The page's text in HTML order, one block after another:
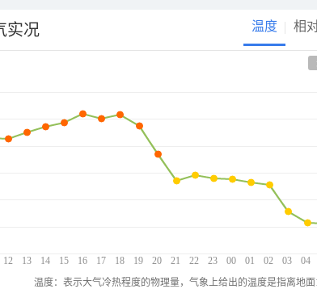
实况 温度 相
12 13 14 15 16 17 18 19 20 21 22 23 00 01 02 03 04
温度：表示大气冷热程度的物理量，气象上给出的温度是指离地面